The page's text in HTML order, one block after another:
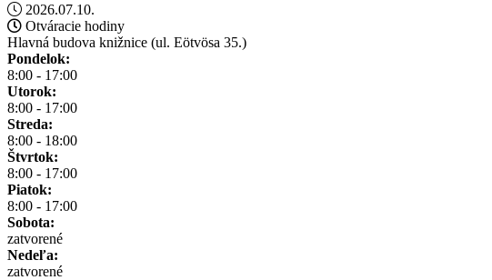
2026.07.10.
Otváracie hodiny
Hlavná budova knižnice (ul. Eötvösa 35.)
Pondelok:
8:00 - 17:00
Utorok:
8:00 - 17:00
Streda:
8:00 - 18:00
Štvrtok:
8:00 - 17:00
Piatok:
8:00 - 17:00
Sobota:
zatvorené
Nedeľa:
zatvorené